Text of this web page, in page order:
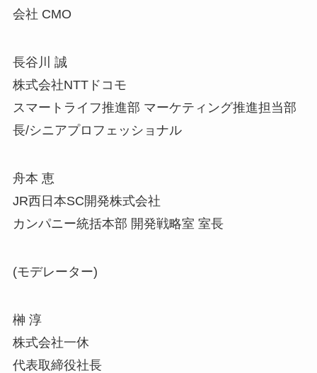
会社 CMO
長谷川 誠
株式会社NTTドコモ
スマートライフ推進部 マーケティング推進担当部
長/シニアプロフェッショナル
舟本 恵
JR西日本SC開発株式会社
カンパニー統括本部 開発戦略室 室長
(モデレーター)
榊 淳
株式会社一休
代表取締役社長